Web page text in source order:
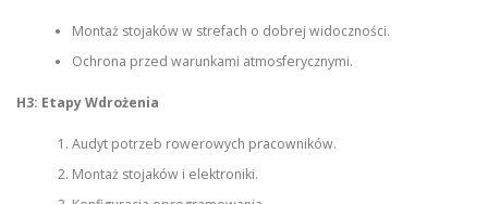
Montaż stojaków w strefach o dobrej widoczności.
Ochrona przed warunkami atmosferycznymi.
H3: Etapy Wdrożenia
Audyt potrzeb rowerowych pracowników.
Montaż stojaków i elektroniki.